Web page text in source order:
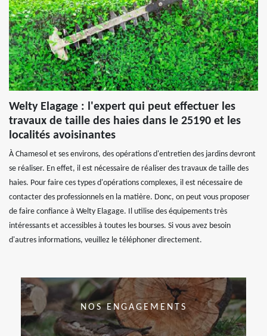
Welty Elagage : l'expert qui peut effectuer les
travaux de taille des haies dans le 25190 et les
localités avoisinantes
À Chamesol et ses environs, des opérations d'entretien des jardins devront
se réaliser. En effet, il est nécessaire de réaliser des travaux de taille des
haies. Pour faire ces types d'opérations complexes, il est nécessaire de
contacter des professionnels en la matière. Donc, on peut vous proposer
de faire confiance à Welty Elagage. Il utilise des équipements très
intéressants et accessibles à toutes les bourses. Si vous avez besoin
d'autres informations, veuillez le téléphoner directement.
NOS ENGAGEMENTS